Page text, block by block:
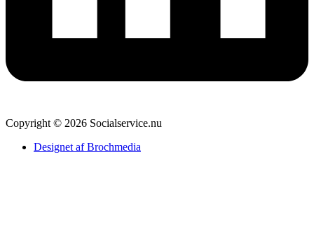
Copyright © 2026 Socialservice.nu
Designet af Brochmedia